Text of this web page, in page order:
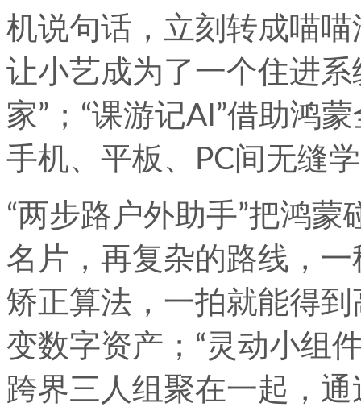
机说句话，立刻转成喵喵
让小艺成为了一个住进
家”；“课游记AI”借助鸿
手机、平板、PC间无缝
“两步路户外助手”把鸿
名片，再复杂的路线，一
矫正算法，一拍就能得
变数字资产；“灵动小组
跨界三人组聚在一起，